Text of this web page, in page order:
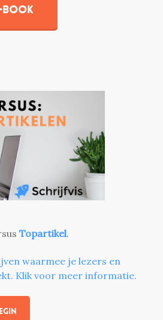
book
Topartikel.
waarmee je lezers en
Klik voor meer informatie.